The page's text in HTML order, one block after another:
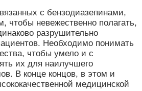
с бензодиазепинами,
чтобы невежественно полагать,
разрушительно
Необходимо понимать
чтобы умело и с
их для наилучшего
В конце концов, в этом и
медицинской